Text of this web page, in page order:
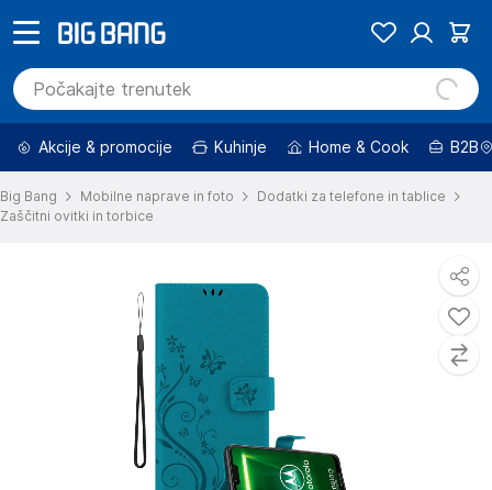
Akcije & promocije Kuhinje Home & Cook B2B
Big Bang Mobilne naprave in foto
Dodatki za telefone in tablice
Zaščitni ovitki in torbice